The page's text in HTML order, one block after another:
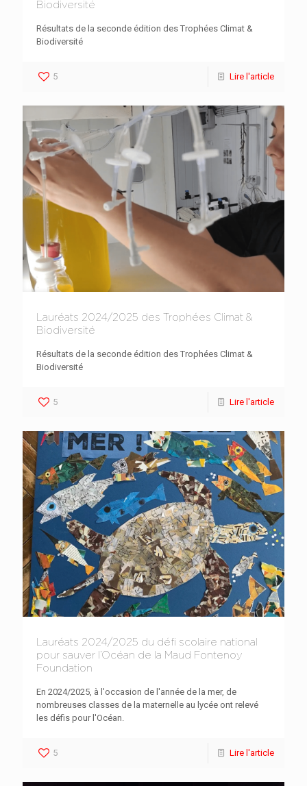
Biodiversité
Résultats de la seconde édition des Trophées Climat &
Biodiversité
5 Lire l'article
Lauréats 2024/2025 des Trophées Climat &
Biodiversité
Résultats de la seconde édition des Trophées Climat &
Biodiversité
5 Lire l'article
Lauréats 2024/2025 du défi scolaire national
pour sauver l’Océan de la Maud Fontenoy
Foundation
En 2024/2025, à l'occasion de l'année de la mer, de
nombreuses classes de la maternelle au lycée ont relevé
les défis pour l'Océan.
5 Lire l'article